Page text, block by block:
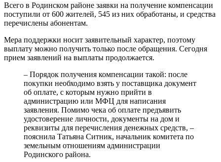
Всего в Родинском районе заявки на получение компенсации
поступили от 600 жителей, 545 из них обработаны, и средства
перечислены абонентам.
Мера поддержки носит заявительный характер, поэтому
выплату можно получить только после обращения. Сегодня
прием заявлений на выплаты продолжается.
– Порядок получения компенсации такой: после
покупки необходимо взять у поставщика документ
об оплате, с которым нужно прийти в
администрацию или МФЦ для написания
заявления. Помимо чека об оплате предъявить
удостоверение личности, документы на дом и
реквизиты для перечисления денежных средств, –
пояснила Татьяна Ситник, начальник комитета по
земельным отношениям администрации
Родинского района.